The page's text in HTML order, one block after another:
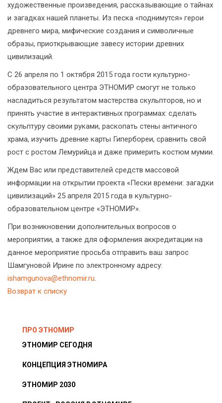
художественные произведения, рассказывающие о тайнах
и загадках нашей планеты. Из песка «поднимутся» герои
древнего мира, мифические создания и символичные
образы, приоткрывающие завесу истории древних
цивилизаций.
С 26 апреля по 1 октября 2015 года гости культурно-
образовательного центра ЭТНОМИР смогут не только
насладиться результатом мастерства скульпторов, но и
принять участие в интерактивных программах: сделать
скульптуру своими руками, раскопать стены античного
храма, изучить древние карты Гипербореи, сравнить свой
рост с ростом Лемурийца и даже примерить костюм мумии.
Ждем Вас или представителей средств массовой
информации на открытии проекта «Пески времени: загадки
цивилизаций» 25 апреля 2015 года в культурно-
образовательном центре «ЭТНОМИР».
При возникновении дополнительных вопросов о
мероприятии, а также для оформления аккредитации на
данное мероприятие просьба отправить ваш запрос
Шамгуновой Ирине по электронному адресу:
ishamgunova@ethnomir.ru.
Возврат к списку
ПРО ЭТНОМИР
ЭТНОМИР СЕГОДНЯ
КОНЦЕПЦИЯ ЭТНОМИРА
ЭТНОМИР 2030